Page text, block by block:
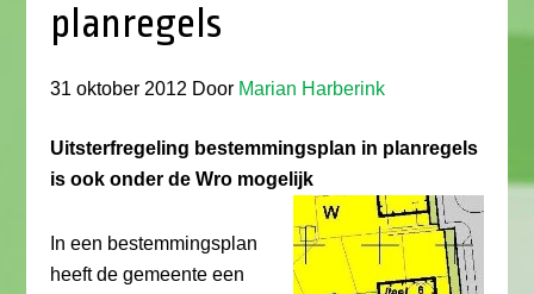
planregels
31 oktober 2012 Door Marian Harberink
Uitsterfregeling bestemmingsplan in planregels
is ook onder de Wro mogelijk
In een bestemmingsplan
heeft de gemeente een